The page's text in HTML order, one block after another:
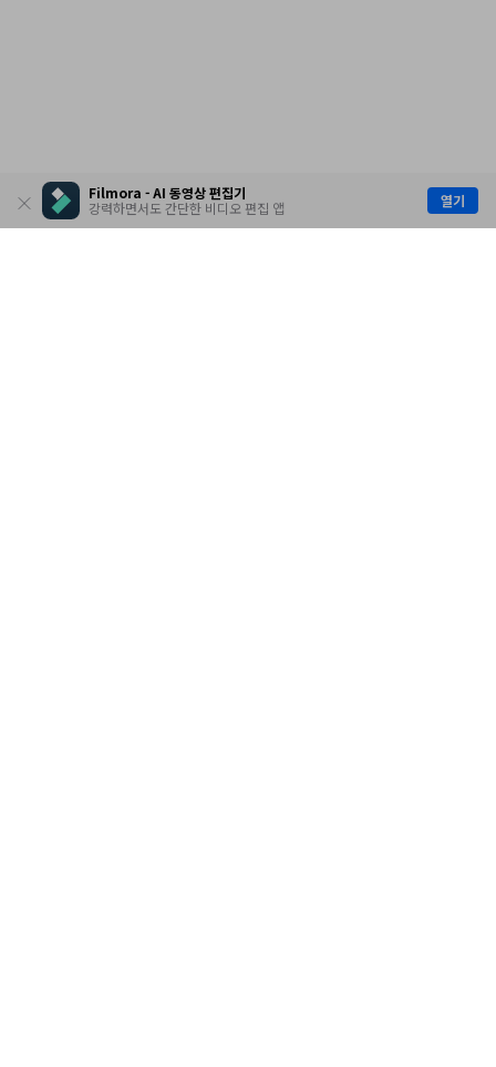
Filmora - AI 동영상 편집기
강력하면서도 간단한 비디오 편집 앱
열기